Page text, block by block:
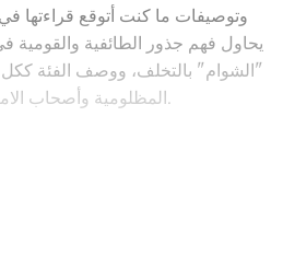
وتوصيفات ما كنت أتوقع
يحاول فهم جذور الطائفية
"الشوام" بالتخلف، ووصف الفئة
المظلومية وأصحاب الامتياز، وصفاقتهم كأكثرية.